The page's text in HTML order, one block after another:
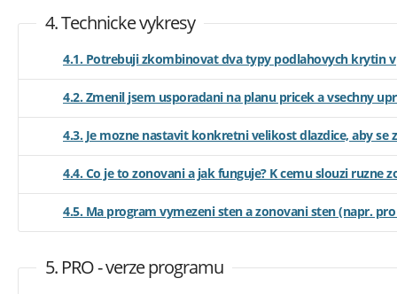
4. Technicke vykresy
4.1. Potrebuji zkombinovat dva typy podlahovych krytin
4.2. Zmenil jsem usporadani na planu pricek a vsechny
4.3. Je mozne nastavit konkretni velikost dlazdice, aby se
4.4. Co je to zonovani a jak funguje? K cemu slouzi ruzne
4.5. Ma program vymezeni sten a zonovani sten (napr.
5. PRO - verze programu